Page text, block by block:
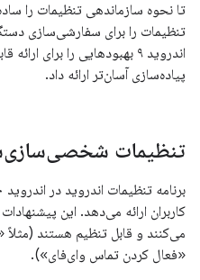
تا نحوه سازماندهی تنظیمات را
تنظیمات را برای سفارشی‌سازی
اندروید ۹ بهبودهایی را برای
پیاده‌سازی آسان‌تر ارائه داد.
تنظیمات
کاربران ارائه می‌دهد. این
می‌کنند و قابل تنظیم هستند (مثلاً
«فعال کردن تماس وای‌فای»).